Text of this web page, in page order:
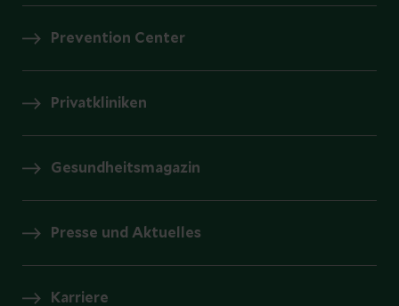
Prevention Center
Privatkliniken
Gesundheitsmagazin
Presse und Aktuelles
Karriere